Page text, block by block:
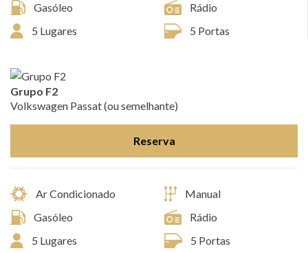
Gasóleo
Rádio
5 Lugares
5 Portas
Grupo F2
Volkswagen Passat (ou semelhante)
Reserva
Ar Condicionado
Manual
Gasóleo
Rádio
5 Lugares
5 Portas